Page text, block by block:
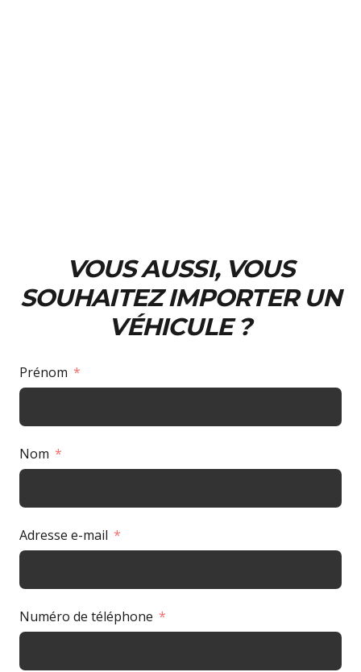
VOUS AUSSI, VOUS
SOUHAITEZ IMPORTER UN
VÉHICULE ?
Prénom
Nom
Adresse e-mail
Numéro de téléphone